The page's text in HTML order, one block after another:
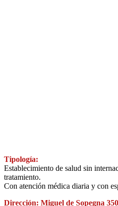
Tipología:
Establecimiento de salud sin
tratamiento.
Con atención médica diaria y con
Dirección: Miguel de Sopegna